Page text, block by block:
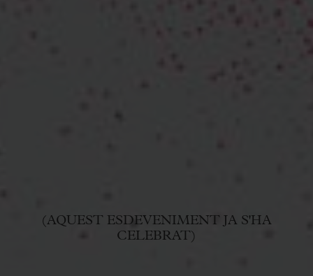
(AQUEST ESDEVENIMENT JA S'HA
CELEBRAT)